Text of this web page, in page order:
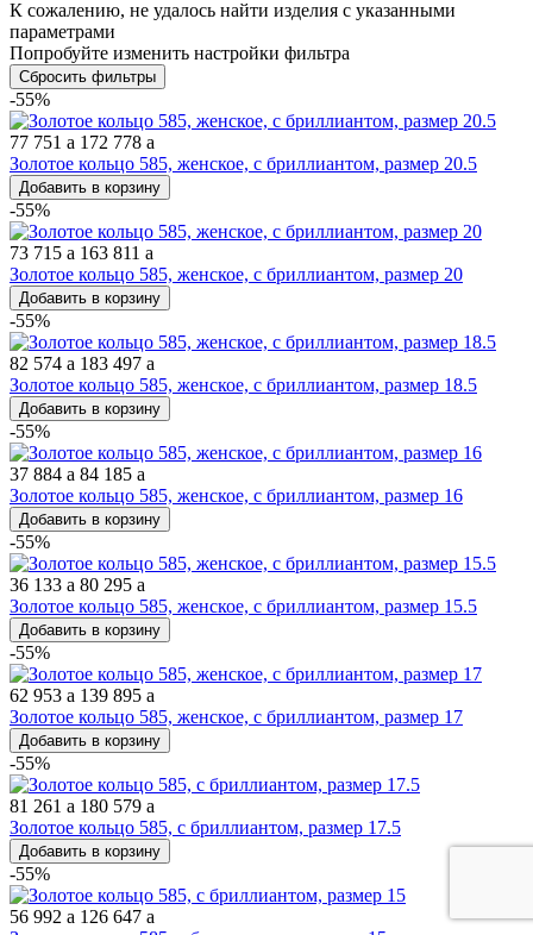
К сожалению, не удалось найти изделия с указанными
параметрами
Попробуйте изменить настройки фильтра
Сбросить фильтры
-55%
77 751 a 172 778 a
Золотое кольцо 585, женское, с бриллиантом, размер 20.5
Добавить в корзину
-55%
73 715 a 163 811 a
Золотое кольцо 585, женское, с бриллиантом, размер 20
Добавить в корзину
-55%
82 574 a 183 497 a
Золотое кольцо 585, женское, с бриллиантом, размер 18.5
Добавить в корзину
-55%
37 884 a 84 185 a
Золотое кольцо 585, женское, с бриллиантом, размер 16
Добавить в корзину
-55%
36 133 a 80 295 a
Золотое кольцо 585, женское, с бриллиантом, размер 15.5
Добавить в корзину
-55%
62 953 a 139 895 a
Золотое кольцо 585, женское, с бриллиантом, размер 17
Добавить в корзину
-55%
81 261 a 180 579 a
Золотое кольцо 585, с бриллиантом, размер 17.5
Добавить в корзину
-55%
56 992 a 126 647 a